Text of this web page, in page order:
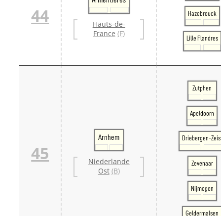
44
Hauts-de-
France (F)
Hazebrouck
Lille Flandres
45
Arnhem
Niederlande
Ost (B)
Zutphen
Apeldoorn
Driebergen-
Zevenaar
Nijmegen
Geldermalsen